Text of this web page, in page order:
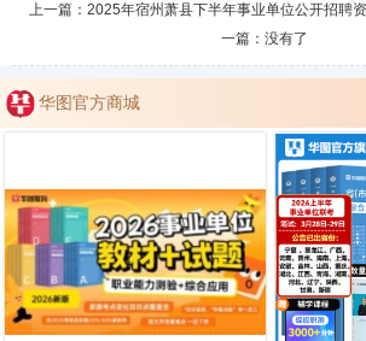
上一篇： 2025年宿州萧县下半年事业单位公开招聘
一篇：没有了
华图官方商城